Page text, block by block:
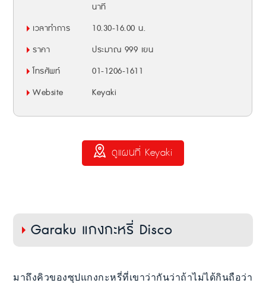
นาที
เวลาทำการ
10.30-16.00 น.
ราคา
ประมาณ 999 เยน
โทรศัพท์
01-1206-1611
Website
Keyaki
ดูแผนที่ Keyaki
Garaku แกงกะหรี่ Disco
มาถึงคิวของซุปแกงกะหรี่ที่เขาว่ากันว่าถ้าไม่ได้กินถือว่า